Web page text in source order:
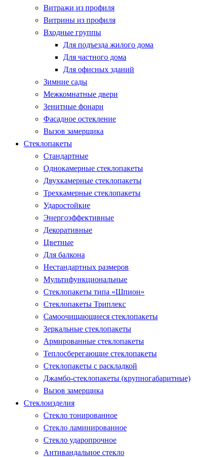
Витражи из профиля
Витрины из профиля
Входные группы
Для подъезда жилого дома
Для частного дома
Для офисных зданий
Зимние сады
Межкомнатные двери
Зенитные фонари
Фасадное остекление
Вызов замерщика
Стеклопакеты
Стандартные
Однокамерные стеклопакеты
Двухкамерные стеклопакеты
Трехкамерные стеклопакеты
Ударостойкие
Энергоэффективные
Декоративные
Цветные
Для балкона
Нестандартных размеров
Мультифункциональные
Стеклопакеты типа «Шпион»
Стеклопакеты Триплекс
Самоочищающиеся стеклопакеты
Зеркальные стеклопакеты
Армированные стеклопакеты
Теплосберегающие стеклопакеты
Стеклопакеты с раскладкой
Джамбо-стеклопакеты (крупногабаритные)
Вызов замерщика
Стеклоизделия
Стекло тонированное
Стекло ламинированное
Стекло ударопрочное
Антивандальное стекло